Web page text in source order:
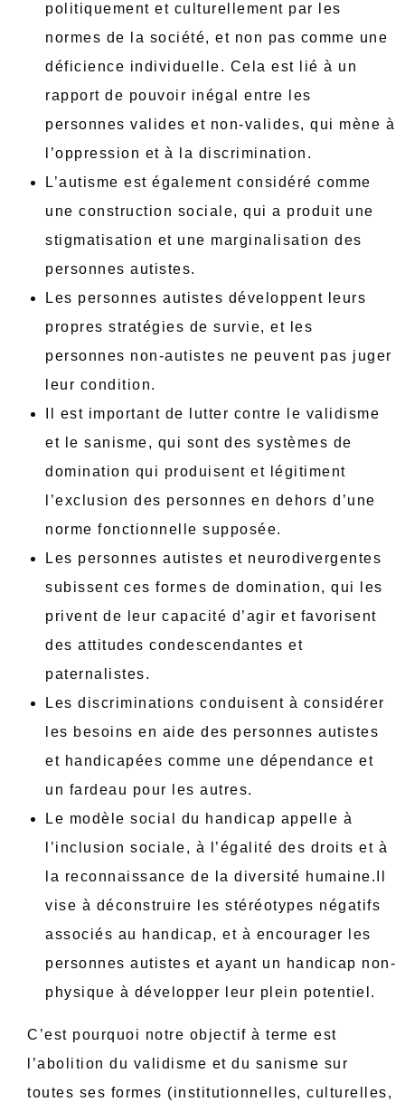
politiquement et culturellement par les
normes de la société, et non pas comme une
déficience individuelle. Cela est lié à un
rapport de pouvoir inégal entre les
personnes valides et non-valides, qui mène à
l’oppression et à la discrimination.
L’autisme est également considéré comme
une construction sociale, qui a produit une
stigmatisation et une marginalisation des
personnes autistes.
Les personnes autistes développent leurs
propres stratégies de survie, et les
personnes non-autistes ne peuvent pas juger
leur condition.
Il est important de lutter contre le validisme
et le sanisme, qui sont des systèmes de
domination qui produisent et légitiment
l’exclusion des personnes en dehors d’une
norme fonctionnelle supposée.
Les personnes autistes et neurodivergentes
subissent ces formes de domination, qui les
privent de leur capacité d’agir et favorisent
des attitudes condescendantes et
paternalistes.
Les discriminations conduisent à considérer
les besoins en aide des personnes autistes
et handicapées comme une dépendance et
un fardeau pour les autres.
Le modèle social du handicap appelle à
l’inclusion sociale, à l’égalité des droits et à
la reconnaissance de la diversité humaine.Il
vise à déconstruire les stéréotypes négatifs
associés au handicap, et à encourager les
personnes autistes et ayant un handicap non-
physique à développer leur plein potentiel.
C’est pourquoi notre objectif à terme est
l’abolition du validisme et du sanisme sur
toutes ses formes (institutionnelles, culturelles,